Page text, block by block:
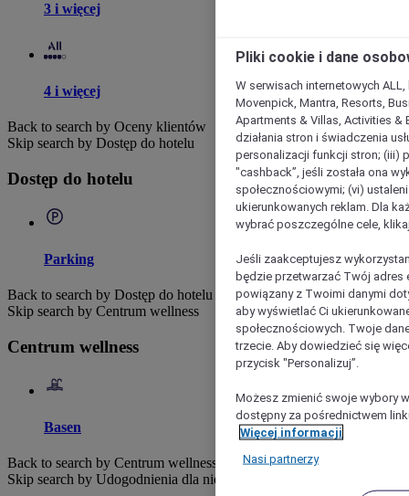
3 i więcej
4 i więcej
Back to search by Oceny klientów
Skip search by Dostęp do hotelu
Dostęp do hotelu
Parking
Back to search by Dostęp do hotelu
Skip search by Centrum wellness
Centrum wellness
Basen
Back to search by Centrum wellness
Skip search by Udogodnienia dla niepełnosprawnych
Pliki cookie i dane
W serwisach internetowych
Movenpick, Mantra, Resorts,
Apartments & Villas, Activities &
działania stron i świadczenia
personalizacji funkcji stron; (iii)
"cashback”, jeśli została ona
społecznościowymi; (vi)
ukierunkowanych reklam. Dla
wybrać poszczególne cele,
Jeśli zaakceptujesz
będzie przetwarzać Twój adres
powiązany z Twoimi danymi
aby wyświetlać Ci
społecznościowych. Twoje
trzecie. Aby dowiedzieć się
przycisk "Personalizuj”.
Możesz zmienić swoje wybory
dostępny za pośrednictwem
Więcej informacji
Nasi partnerzy